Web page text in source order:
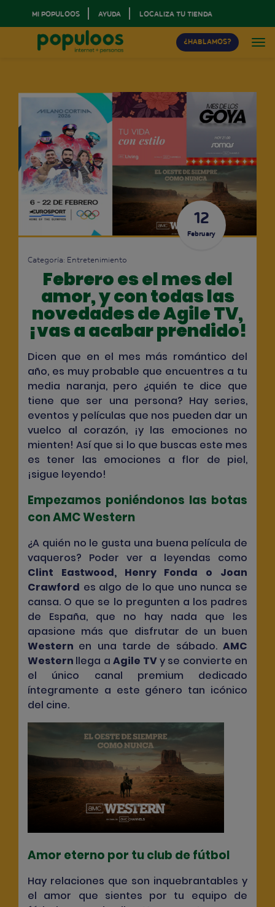
MI POPULOOS AYUDA LOCALIZA TU TIENDA
¿HABLAMOS?
12
February
Categoría: Entretenimiento
Febrero es el mes del
amor, y con todas las
novedades de Agile TV,
¡vas a acabar prendido!
Dicen que en el mes más romántico del
año, es muy probable que encuentres a tu
media naranja, pero ¿quién te dice que
tiene que ser una persona? Hay series,
eventos y películas que nos pueden dar un
vuelco al corazón, ¡y las emociones no
mienten! Así que si lo que buscas este mes
es tener las emociones a flor de piel,
¡sigue leyendo!
Empezamos poniéndonos las botas
con AMC Western
¿A quién no le gusta una buena película de
vaqueros? Poder ver a leyendas como
Clint Eastwood,Henry Fonda o Joan
Crawford es algo de lo que uno nunca se
cansa. O que se lo pregunten a los padres
de España, que no hay nada que les
apasione más que disfrutar de un buen
Western en una tarde de sábado.AMC
Western llega aAgile TVy se convierte en
el único canal premium dedicado
íntegramente a este género tan icónico
del cine.
Amor eterno por tu club de fútbol
Hay relaciones que son inquebrantables y
el amor que sientes por tu equipo de